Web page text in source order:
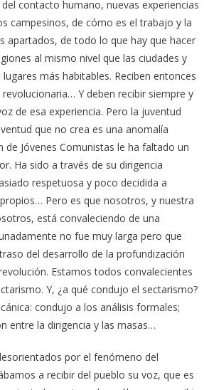
contacto humano, nuevas experiencias
campesinos, de cómo es el trabajo y la
apartados, de todo lo que hay que hacer
al mismo nivel que las ciudades y
más habitables. Reciben entonces
Y deben recibir siempre y
de esa experiencia. Pero la juventud
que no crea es una anomalía
de Jóvenes Comunistas le ha faltado un
Ha sido a través de su dirigencia
respetuosa y poco decidida a
Pero es que nosotros, y nuestra
está convaleciendo de una
no fue muy larga pero que
del desarrollo de la profundización
Estamos todos convalecientes
Y, ¿a qué condujo el sectarismo?
condujo a los análisis formales;
entre la dirigencia y las masas…
por el fenómeno del
a recibir del pueblo su voz, que es